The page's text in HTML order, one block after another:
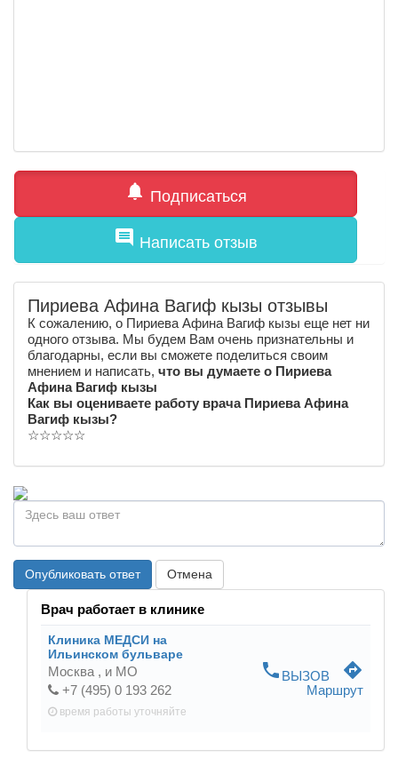
notifications Подписаться
comment Написать отзыв
Пириева Афина Вагиф кызы отзывы
К сожалению, о Пириева Афина Вагиф кызы еще нет ни
одного отзыва. Мы будем Вам очень признательны и
благодарны, если вы сможете поделиться своим
мнением и написать, что вы думаете о Пириева
Афина Вагиф кызы
Как вы оцениваете работу врача Пириева Афина
Вагиф кызы?
☆☆☆☆☆
Опубликовать ответ Отмена
Врач работает в клинике
Клиника МЕДСИ на
Ильинском бульваре
Москва , и МО
+7 (495) 0 193 262
время работы уточняйте
phone ВЫЗОВ directions
Маршрут